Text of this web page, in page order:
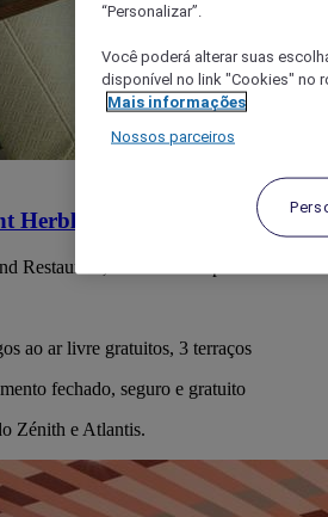
Herblain
Restaurant, aberto 7 dias por semana
ao ar livre gratuitos, 3 terraços
fechado, seguro e gratuito
Zénith e Atlantis.
“Personalizar”.
Você poderá alterar suas
disponível no link "Cookies" no
Mais informações
Nossos parceiros